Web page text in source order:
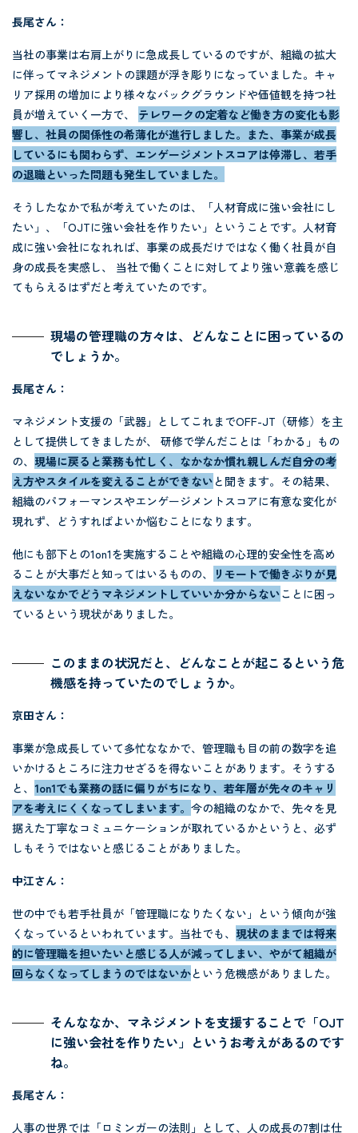
長尾さん：
当社の事業は右肩上がりに急成長しているのですが、組織の拡大
に伴ってマネジメントの課題が浮き彫りになっていました。キャ
リア採用の増加により様々なバックグラウンドや価値観を持つ社
員が増えていく一方で、 テレワークの定着など働き方の変化も影
響し、社員の関係性の希薄化が進行しました。また、事業が成長
しているにも関わらず、エンゲージメントスコアは停滞し、若手
の退職といった問題も発生していました。
そうしたなかで私が考えていたのは、「人材育成に強い会社にし
たい」、「OJTに強い会社を作りたい」ということです。人材育
成に強い会社になれれば、事業の成長だけではなく働く社員が自
身の成長を実感し、 当社で働くことに対してより強い意義を感じ
てもらえるはずだと考えていたのです。
現場の管理職の方々は、どんなことに困っているの
でしょうか。
長尾さん：
マネジメント支援の「武器」としてこれまでOFF-JT（研修）を主
として提供してきましたが、 研修で学んだことは「わかる」もの
の、 現場に戻ると業務も忙しく、なかなか慣れ親しんだ自分の考
え方やスタイルを変えることができない と聞きます。その結果、
組織のパフォーマンスやエンゲージメントスコアに有意な変化が
現れず、どうすればよいか悩むことになります。
他にも部下との1on1を実施することや組織の心理的安全性を高め
ることが大事だと知ってはいるものの、
リモートで働きぶりが見
えないなかでどうマネジメントしていいか分からないことに困っ
ているという現状がありました。
このままの状況だと、どんなことが起こるという危
機感を持っていたのでしょうか。
京田さん：
事業が急成長していて多忙ななかで、管理職も目の前の数字を追
いかけるところに注力せざるを得ないことがあります。そうする
と、 1on1でも業務の話に偏りがちになり、若年層が先々のキャリ
アを考えにくくなってしまいます。 今の組織のなかで、先々を見
据えた丁寧なコミュニケーションが取れているかというと、必ず
しもそうではないと感じることがありました。
中江さん：
世の中でも若手社員が「管理職になりたくない」という傾向が強
くなっているといわれています。当社でも、 現状のままでは将来
的に管理職を担いたいと感じる人が減ってしまい、やがて組織が
回らなくなってしまうのではないかという危機感がありました。
そんななか、マネジメントを支援することで「OJT
に強い会社を作りたい」というお考えがあるのです
ね。
長尾さん：
人事の世界では「ロミンガーの法則」として、人の成長の7割は仕